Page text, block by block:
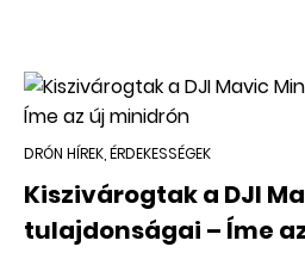
DRÓN HÍREK, ÉRDEKESSÉGEK
Kiszivárogtak a DJI
tulajdonságai – Íme